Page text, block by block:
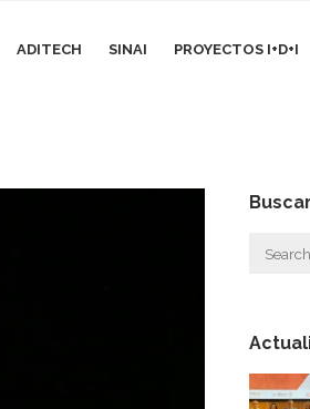
ADITECH SINAI PROYECTOS I+D+I
Buscar